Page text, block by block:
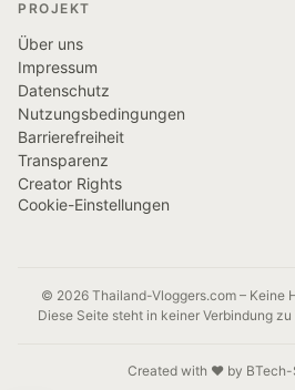
PROJEKT
Über uns
Impressum
Datenschutz
Nutzungsbedingungen
Barrierefreiheit
Transparenz
Creator Rights
Cookie-Einstellungen
© 2026 Thailand-Vloggers.com – Keine
Diese Seite steht in keiner Verbindung
Created with ❤️ by BTech-